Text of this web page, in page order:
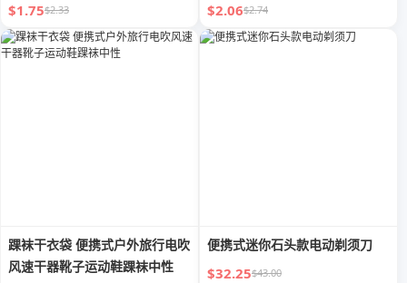
$1.75$2.33 $2.06$2.74
踝袜干衣袋 便携式户外旅行电吹
风速干器靴子运动鞋踝袜中性
便携式迷你石头款电动剃须刀
$32.25$43.00